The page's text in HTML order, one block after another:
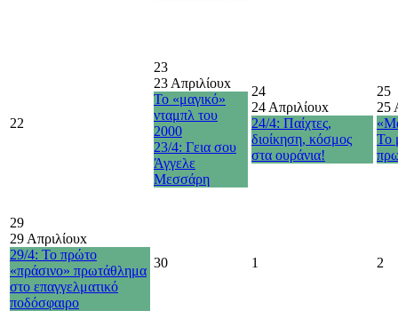
22
23
23 Απριλίουx
Το «μαγικό»
νταμπλ του
2000
23/4: Γεια σου
Άγγελε
Μεσσάρη
24
24 Απριλίουx
24/4: Παίχτες,
διοίκηση, κόσμος
στα ουράνια!
25
25
Το
29
29 Απριλίουx
29/4: Το πρώτο
«πράσινο» πρωτάθλημα
στο επαγγελματικό
ποδόσφαιρο
30 1 2